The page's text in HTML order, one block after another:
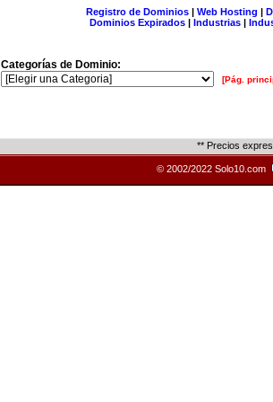
Registro de Dominios| Web Hosting |
Dominios Expirados | Industrias |
Categorías de Dominio:
[Pág.
** Precios
© 2002/2022 Solo10.com